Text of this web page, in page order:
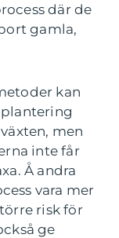
där de
gamla,
kan
men
inte får
Å andra
vara mer
risk för
ge